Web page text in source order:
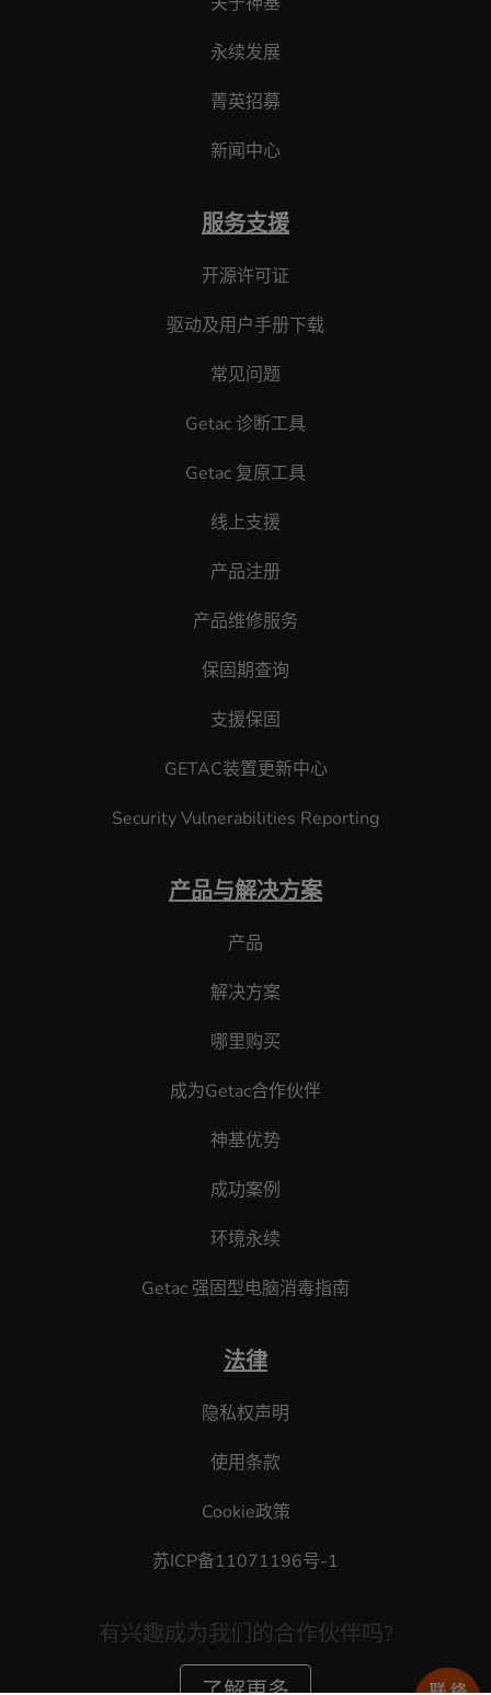
永续发展
菁英招募
新闻中心
服务支援
开源许可证
驱动及用户手册下载
常见问题
Getac 诊断工具
Getac 复原工具
线上支援
产品注册
产品维修服务
保固期查询
支援保固
GETAC装置更新中心
Security Vulnerabilities Reporting
产品与解决方案
产品
解决方案
哪里购买
成为Getac合作伙伴
神基优势
成功案例
环境永续
Getac 强固型电脑消毒指南
法律
隐私权声明
使用条款
Cookie政策
苏ICP备11071196号-1
有兴趣成为我们的合作伙伴吗?
了解更多